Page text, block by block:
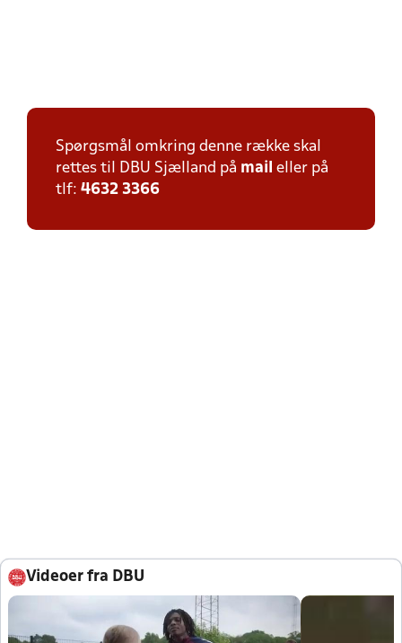
Spørgsmål omkring denne række skal
rettes til DBU Sjælland på mail eller på
tlf: 4632 3366
Videoer fra DBU